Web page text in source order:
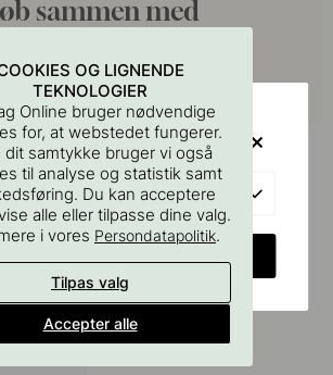
sammen med
&
OG LIGNENDE
TEKNOLOGIER
Online bruger nødvendige
for, at webstedet fungerer.
dit samtykke bruger vi også
til analyse og statistik samt
Du kan acceptere
alle eller tilpasse dine valg.
i vores Persondatapolitik.
Tilpas valg
Accepter alle
RATHER VISIT?